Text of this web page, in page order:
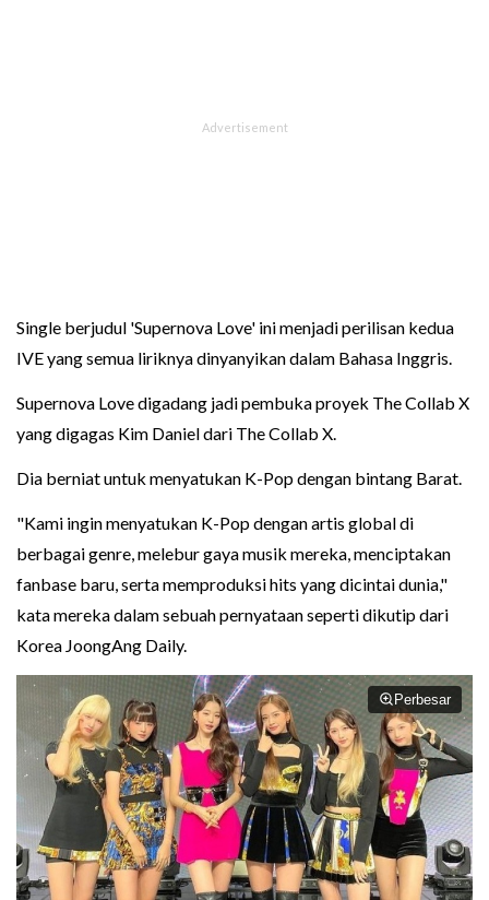
Single berjudul 'Supernova Love' ini menjadi perilisan kedua
IVE yang semua liriknya dinyanyikan dalam Bahasa Inggris.
Supernova Love digadang jadi pembuka proyek The Collab X
yang digagas Kim Daniel dari The Collab X.
Dia berniat untuk menyatukan K-Pop dengan bintang Barat.
"Kami ingin menyatukan K-Pop dengan artis global di
berbagai genre, melebur gaya musik mereka, menciptakan
fanbase baru, serta memproduksi hits yang dicintai dunia,"
kata mereka dalam sebuah pernyataan seperti dikutip dari
Korea JoongAng Daily.
Perbesar